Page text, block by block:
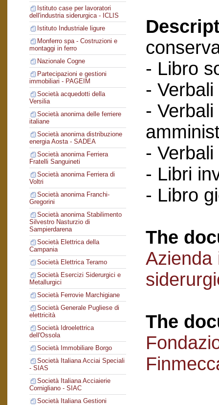
Istituto case per lavoratori
dell'industria siderurgica - ICLIS
Istituto Industriale ligure
Monferro spa - Costruzioni e
montaggi in ferro
Nazionale Cogne
Partecipazioni e gestioni
immobiliari - PAGEIM
Società acquedotti della
Versilia
Società anonima delle ferriere
italiane
Società anonima distribuzione
energia Aosta - SADEA
Società anonima Ferriera
Fratelli Sanguineti
Società anonima Ferriera di
Voltri
Società anonima Franchi-
Gregorini
Società anonima Stabilimento
Silvestro Nasturzio di
Sampierdarena
Società Elettrica della
Campania
Società Elettrica Teramo
Società Esercizi Siderurgici e
Metallurgici
Società Ferrovie Marchigiane
Società Generale Pugliese di
elettricità
Società Idroelettrica
dell'Ossola
Società Immobiliare Borgo
Società Italiana Acciai Speciali
- SIAS
Società Italiana Acciaierie
Cornigliano - SIAC
Società Italiana Gestioni
- Libro
-
-
-
- Libri
- Libro
The
Azienda
The